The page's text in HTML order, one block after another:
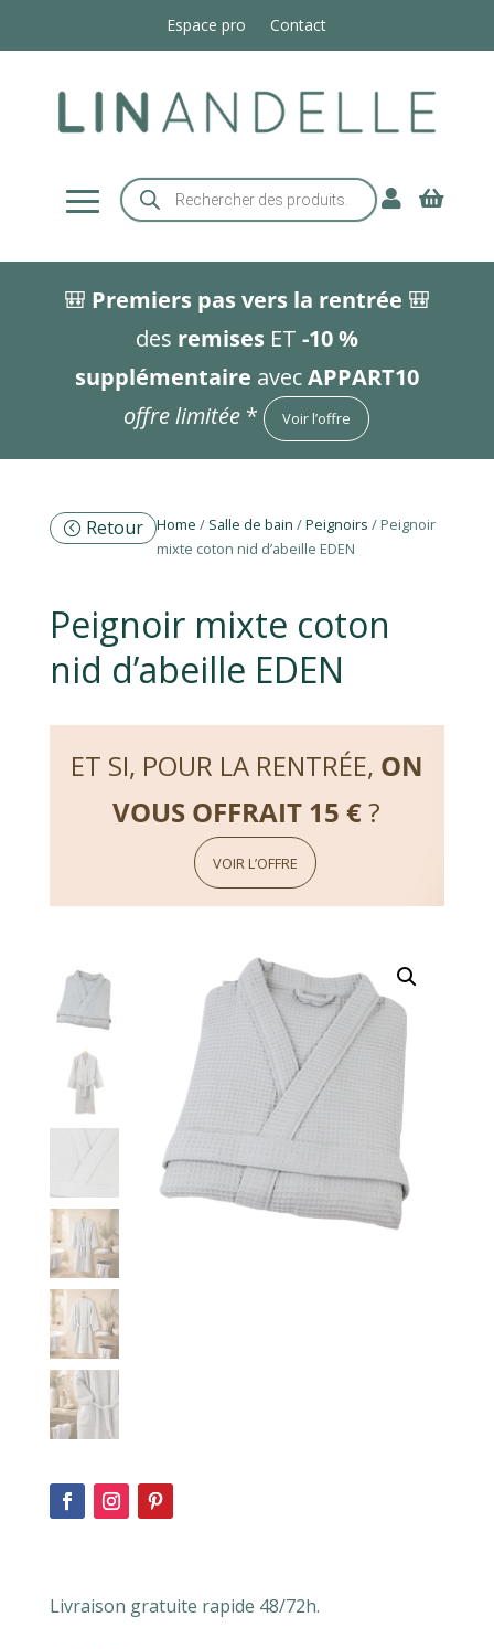
Espace pro Contact
Recherche
de
produits
 
🎒 Premiers pas vers la rentrée 🎒
des remisesET -10 %
supplémentaire avecAPPART10
offre limitée * Voir l’offre
Retour Home / Salle de bain /Peignoirs / Peignoir
mixte coton nid d’abeille EDEN
Peignoir mixte coton
nid d’abeille EDEN
ET SI, POUR LA RENTRÉE, ON
VOUS OFFRAIT 15 €?
VOIR L’OFFRE
Livraison gratuite rapide 48/72h.